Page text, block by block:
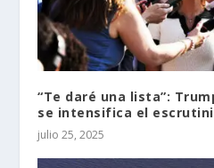
“Te daré una lista”:
se intensifica el
julio 25, 2025